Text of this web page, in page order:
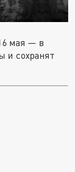
мая — в
и сохранят